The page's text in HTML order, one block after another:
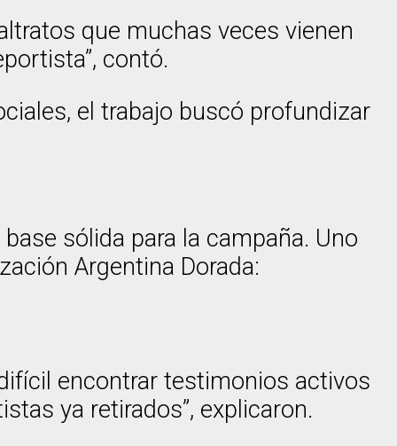
que muchas veces vienen
contó.
el trabajo buscó profundizar
sólida para la campaña. Uno
Argentina Dorada:
encontrar testimonios activos
ya retirados”, explicaron.